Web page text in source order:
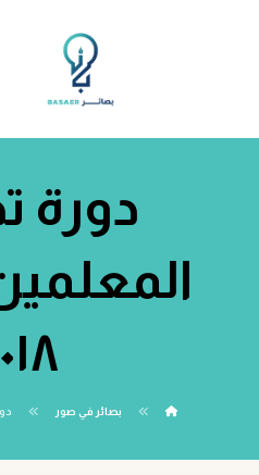
دورة
بصائر في صور